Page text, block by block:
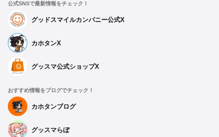
公式SNSで最新情報をチェック！
グッドスマイルカンパニー公式X
カホタンX
グッスマ公式ショップX
おすすめ情報をブログでチェック！
カホタンブログ
グッスマらぼ